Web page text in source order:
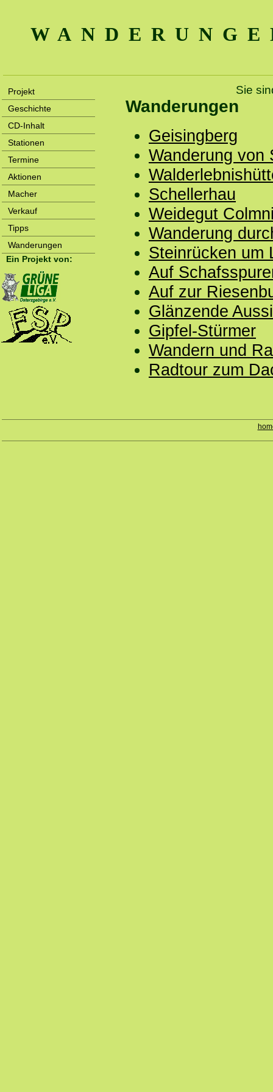
Projekt
Geschichte
CD-Inhalt
Stationen
Termine
Aktionen
Macher
Verkauf
Tipps
Wanderungen
Ein Projekt von:
Sie
Wanderungen
Geisingberg
Wanderung von
Schellerhau
Weidegut
Wanderung
Steinrücken um
Auf
Auf zur
Glänzende
Gipfel-Stürmer
Wandern und
Radtour zum